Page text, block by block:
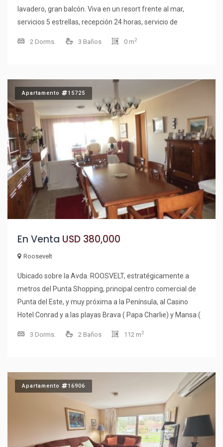
lavadero, gran balcón. Viva en un resort frente al mar,
servicios 5 estrellas, recepción 24 horas, servicio de
2 Dorms. 3 Baños 0 m2
Apartamento 15725
En Venta USD 380,000
Roosevelt
Ubicado sobre la Avda. ROOSVELT, estratégicamente a
metros del Punta Shopping, principal centro comercial de
Punta del Este, y muy próxima a la Península, al Casino
Hotel Conrad y a las playas Brava ( Papa Charlie) y Mansa (
y Floreal). Gran Salón Comedor, Toilette de recepción, Living
confortable con hogar a leños (9 mts x 4mts) orientados
hacia el balcón con cerramiento en aluminio de amplios
ventanales que permiten las mejores vistas con frente
hacia la Mansa y a la Península. Cocina, Comedor diario,
Lavadero, dependencia de servicio en suite muy luminoso y
3 Dorms. 2 Baños 112 m2
Apartamento 16906